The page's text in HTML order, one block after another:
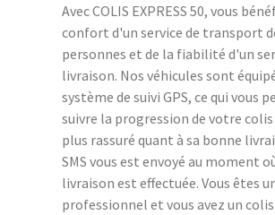
Avec COLIS EXPRESS 50, vous
confort d'un service de transport
personnes et de la fiabilité d'un
livraison. Nos véhicules sont
système de suivi GPS, ce qui vous
suivre la progression de votre
plus rassuré quant à sa bonne
SMS vous est envoyé au moment
livraison est effectuée. Vous êtes
professionnel et vous avez un